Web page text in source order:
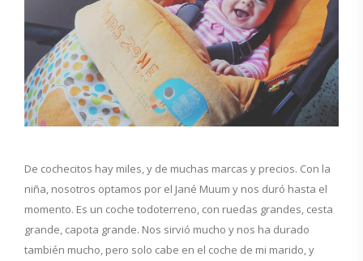
De cochecitos hay miles, y de muchas marcas y precios. Con la
niña, nosotros optamos por el Jané Muum y nos duró hasta el
momento. Es un coche todoterreno, con ruedas grandes, cesta
grande, capota grande. Nos sirvió mucho y nos ha durado
también mucho, pero solo cabe en el coche de mi marido, y